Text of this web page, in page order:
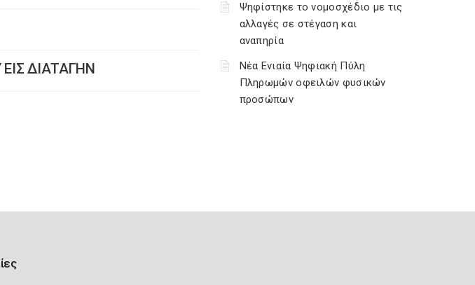
ΔΙΑΤΑΓΗΝ
Ψηφίστηκε το νομοσχέδιο με τις
αλλαγές σε στέγαση και
αναπηρία
Νέα Ενιαία Ψηφιακή Πύλη
Πληρωμών οφειλών φυσικών
προσώπων